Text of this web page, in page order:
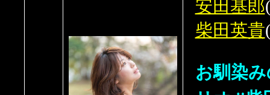
安田基郎
柴田英貴
お馴染